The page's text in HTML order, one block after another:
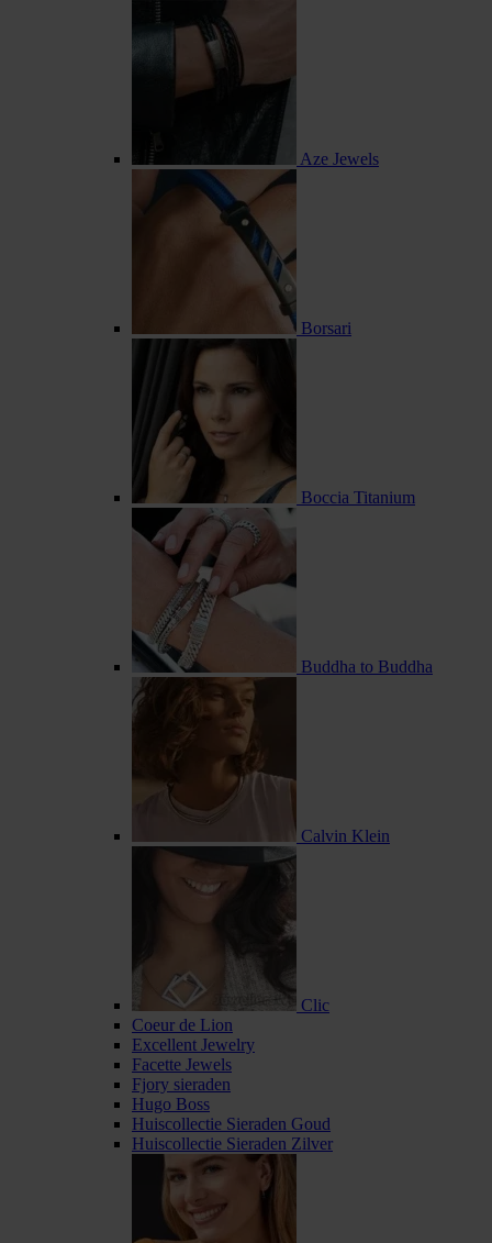
Aze Jewels
Borsari
Boccia Titanium
Buddha to Buddha
Calvin Klein
Clic
Coeur de Lion
Excellent Jewelry
Facette Jewels
Fjory sieraden
Hugo Boss
Huiscollectie Sieraden Goud
Huiscollectie Sieraden Zilver